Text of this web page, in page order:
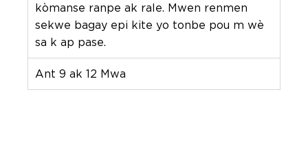
kòmanse ranpe ak rale. Mwen renmen
sekwe bagay epi kite yo tonbe pou m wè
sa k ap pase.
Ant 9 ak 12 Mwa